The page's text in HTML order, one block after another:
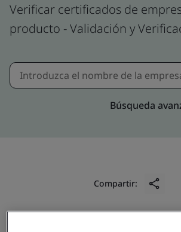
Verificar certificados de
producto - Validación y
Búsqueda
Compartir: